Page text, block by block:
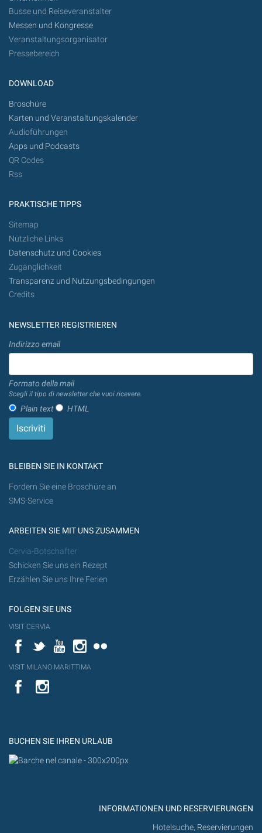
Busse und Reiseveranstalter
Messen und Kongresse
Veranstaltungsorganisator
Pressebereich
DOWNLOAD
Broschüre
Karten und Veranstaltungskalender
Audioführungen
Apps und Podcasts
QR Codes
Rss
PRAKTISCHE TIPPS
Sitemap
Nützliche Links
Datenschutz und Cookies
Zugänglichkeit
Transparenz und Nutzungsbedingungen
Credits
NEWSLETTER REGISTRIEREN
Indirizzo email
Formato della mail
Scegli il tipo di newsletter che vuoi ricevere.
Plain text HTML
BLEIBEN SIE IN KONTAKT
Fordern Sie eine Broschüre an
SMS-Service
ARBEITEN SIE MIT UNS ZUSAMMEN
Cervia-Botschafter
Schicken Sie uns ein Rezept
Erzählen Sie uns Ihre Ferien
FOLGEN SIE UNS
VISIT CERVIA
FacebookTwitterYouTubeInstagram
VISIT MILANO MARITTIMA
YouTube
BUCHEN SIE IHREN URLAUB
INFORMATIONEN UND RESERVIERUNGEN
Hotelsuche, Reservierungen